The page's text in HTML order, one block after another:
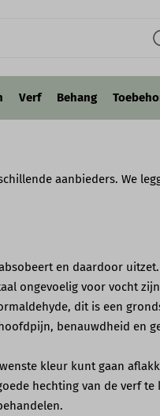
Verf Behang
aanbieders. We
en daardoor
ongevoelig voor vocht
dit is een
benauwdheid en
kleur kunt gaan
hechting van de verf